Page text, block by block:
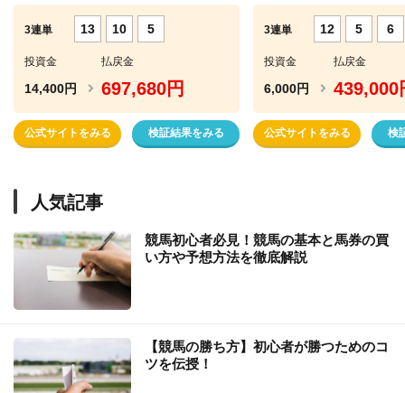
3連単 13 10 5
投資金
14,400円
払戻金
697,680円
公式サイトをみる 検証結果をみる
3連単 12 5 6
投資金
6,000円
払戻金
439,000
公式サイトをみる 検
人気記事
競馬初心者必見！競馬の基本と馬券の買
い方や予想方法を徹底解説
【競馬の勝ち方】初心者が勝つためのコ
ツを伝授！